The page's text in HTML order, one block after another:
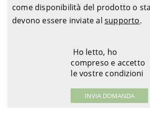
come disponibilità del prodotto o
devono essere inviate al supporto.
Ho letto, ho
compreso e accetto
le vostre condizioni